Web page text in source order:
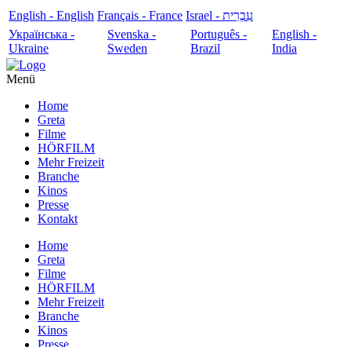
English - English Français - France
עִבְרִית - Israel
Українська -
Ukraine
Svenska -
Sweden
Português -
Brazil
English -
India
Menü
Home
Greta
Filme
HÖRFILM
Mehr Freizeit
Branche
Kinos
Presse
Kontakt
Home
Greta
Filme
HÖRFILM
Mehr Freizeit
Branche
Kinos
Presse